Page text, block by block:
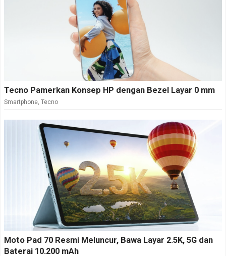
Tecno Pamerkan Konsep HP dengan Bezel Layar 0 mm
Smartphone Tecno
Moto Pad 70 Resmi Meluncur, Bawa Layar 2.5K, 5G dan
Baterai 10.200 mAh